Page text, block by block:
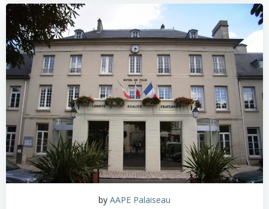
by AAPE Palaiseau